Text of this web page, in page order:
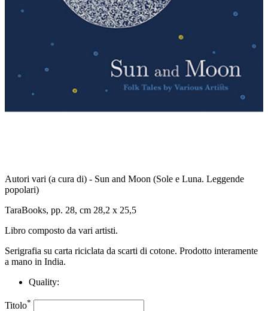
Autori vari (a cura di) - Sun and Moon (Sole e Luna. Leggende
popolari)
TaraBooks, pp. 28, cm 28,2 x 25,5
Libro composto da vari artisti.
Serigrafia su carta riciclata da scarti di cotone. Prodotto interamente
a mano in India.
Quality:
Titolo*